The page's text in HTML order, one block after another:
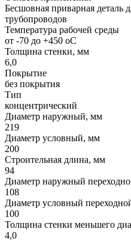
Бесшовная приварная деталь
трубопроводов
Температура рабочей среды
от -70 до +450 oC
Толщина стенки, мм
6,0
Покрытие
без покрытия
Тип
концентрический
Диаметр наружный, мм
219
Диаметр условный, мм
200
Строительная длина, мм
94
Диаметр наружный
108
Диаметр условный
100
Толщина стенки меньшего
4,0